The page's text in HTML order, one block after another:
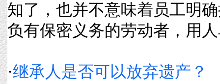
知了，也并不意味着员工明
负有保密义务的劳动者，用
·继承人是否可以放弃遗产？